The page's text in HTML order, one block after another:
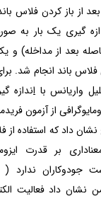
از باز کردن فلاس
گیری یک بار به
بعد از مداخله)و یک
باند انجام شد.برای
واریانس بااندازه
از آزمون
داد که استفاده از
بر قدرت
جودوکاران ندارد ( 0=
نشان داد فعالیت